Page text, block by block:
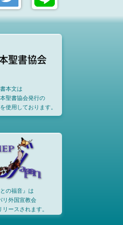
本文は
本聖書協会発行の
使用しております。
との福音』は
リ外国宣教会
ースされます。